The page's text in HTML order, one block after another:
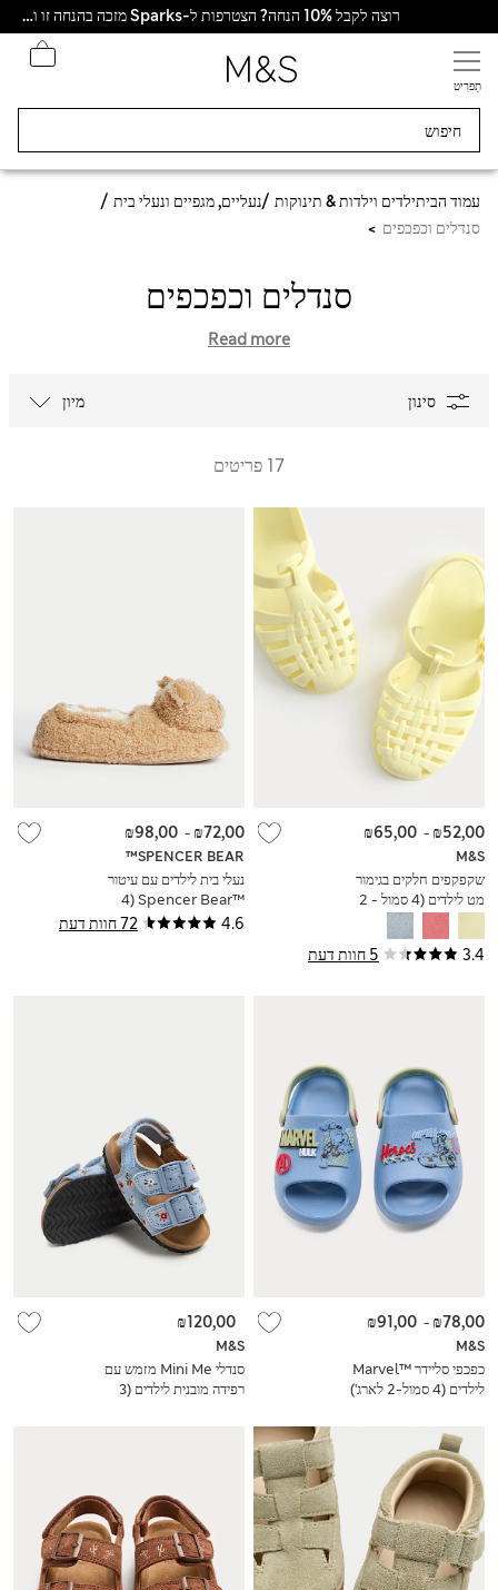
רוצה לקבל 10% הנחה? הצטרפות ל-Sparks מזכה בהנחה זו ובהטבות בלעדיות נוספות
תַפרִיט
עמוד הביתילדים וילדות & תינוקות
נעליים, מגפיים ונעלי בית
סנדלים וכפכפים
סנדלים וכפכפים
Read more
סינון מיון
17 פריטים
3.4 5 חוות דעת
M&S
שקפקפים חלקים בגימור
מט לילדים (4 סמול - 2
₪52,00
-
₪65,00
4.6 72 חוות דעת
SPENCER BEAR™
נעלי בית לילדים עם עיטור
™Spencer Bear (4
סמול - 7 לארג')
₪72,00
-
₪98,00
M&S
כפכפי סליידר Marvel™‎
לילדים (4 סמול-2 לארג')
₪78,00
-
₪91,00
M&S
סנדלי Mini Me מזמש עם
רפידה מובנית לילדים (3
₪120,00